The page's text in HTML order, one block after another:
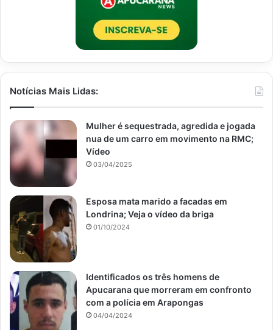
Notícias Mais Lidas:
Mulher é sequestrada, agredida e jogada
nua de um carro em movimento na RMC;
Vídeo
03/04/2025
Esposa mata marido a facadas em
Londrina; Veja o vídeo da briga
01/10/2024
Identificados os três homens de
Apucarana que morreram em confronto
com a polícia em Arapongas
04/04/2024